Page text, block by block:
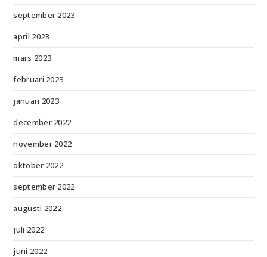
september 2023
april 2023
mars 2023
februari 2023
januari 2023
december 2022
november 2022
oktober 2022
september 2022
augusti 2022
juli 2022
juni 2022